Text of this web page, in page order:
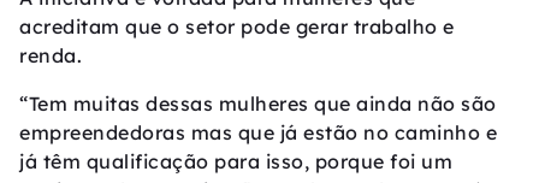
acreditam que o setor pode gerar trabalho e
renda.
“Tem muitas dessas mulheres que ainda não são
empreendedoras mas que já estão no caminho e
já têm qualificação para isso, porque foi um